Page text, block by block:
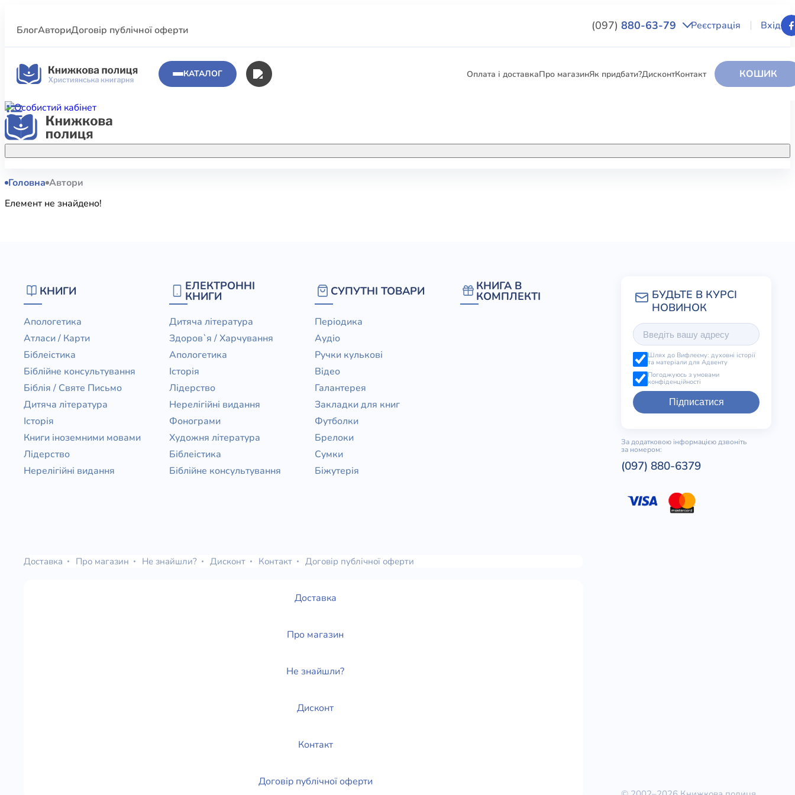
БлогАвториДоговір публічної оферти (097) 880-63-79 Реєстрація Вхід
КАТАЛОГ Оплата і доставкаПро магазинЯк придбати?ДисконтКонтакт КОШИК
Акційні пропозиції
Купуйте більше улюблених книжок за
Новинки
Свіжі надходження, актуальна
література та нові автори на нашій
полиці.
КНИГИ
Дитяча література
Книги іноземними мовами
Церковні традиції
Публіцистика
Богослів`я
ЕЛЕКТРОННІ КНИГИ
Головна Автори
Елемент не знайдено!
КНИГИ
Апологетика
Атласи / Карти
Біблеістика
Біблійне консультування
Біблія / Святе Письмо
Дитяча література
Історія
Книги іноземними мовами
Лідерство
Нерелігійні видання
ЕЛЕКТРОННІ
КНИГИ
Дитяча література
Здоров`я / Харчування
Апологетика
Історія
Лідерство
Нерелігійні видання
Фонограми
Художня література
Біблеістика
Біблійне консультування
СУПУТНІ ТОВАРИ
Періодика
Аудіо
Ручки кулькові
Відео
Галантерея
Закладки для книг
Футболки
Брелоки
Сумки
Біжутерія
КНИГА В
КОМПЛЕКТІ
Шлях до Вифлеєму: духовні історії
та матеріали для Адвенту
Погоджуюсь з умовами
конфіденційності
Підписатися
За додатковою інформацією дзвоніть
за номером:
(097) 880-6379
Доставка Про магазин Не знайшли? Дисконт Контакт Договір публічної оферти
Доставка
Про магазин
Не знайшли?
Дисконт
Контакт
Договір публічної оферти